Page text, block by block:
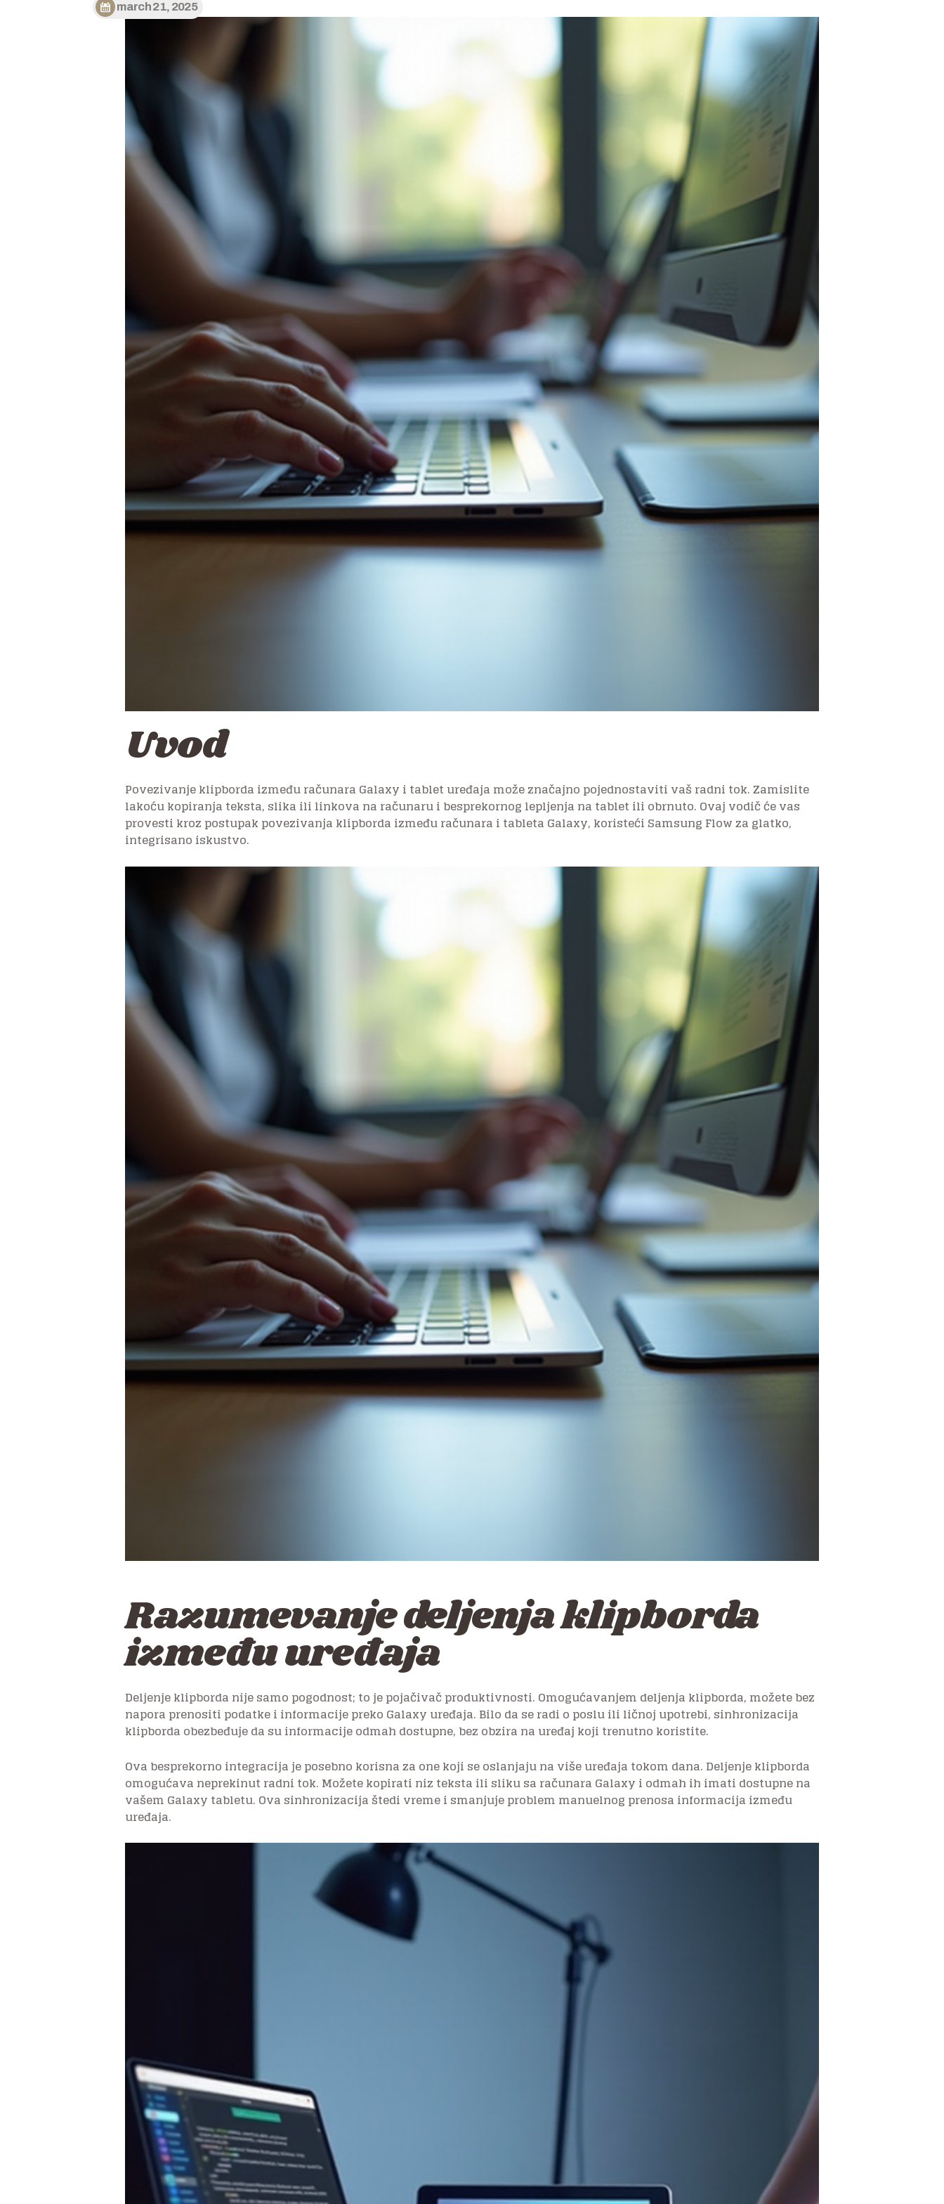
march 21, 2025
Uvod
Povezivanje klipborda između računara Galaxy i tablet uređaja može značajno pojednostaviti vaš radni tok. Zamislite
lakoću kopiranja teksta, slika ili linkova na računaru i besprekornog lepljenja na tablet ili obrnuto. Ovaj vodič će vas
provesti kroz postupak povezivanja klipborda između računara i tableta Galaxy, koristeći Samsung Flow za glatko,
integrisano iskustvo.
Razumevanje deljenja klipborda
između uređaja
Deljenje klipborda nije samo pogodnost; to je pojačivač produktivnosti. Omogućavanjem deljenja klipborda, možete bez
napora prenositi podatke i informacije preko Galaxy uređaja. Bilo da se radi o poslu ili ličnoj upotrebi, sinhronizacija
klipborda obezbeđuje da su informacije odmah dostupne, bez obzira na uređaj koji trenutno koristite.
Ova besprekorno integracija je posebno korisna za one koji se oslanjaju na više uređaja tokom dana. Deljenje klipborda
omogućava neprekinut radni tok. Možete kopirati niz teksta ili sliku sa računara Galaxy i odmah ih imati dostupne na
vašem Galaxy tabletu. Ova sinhronizacija štedi vreme i smanjuje problem manuelnog prenosa informacija između
uređaja.